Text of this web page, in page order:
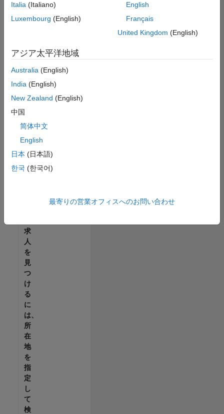
は
翻
れ
い
ま
せ
ご
希
望
地
域
求
人
を
見
つ
け
る
に
は、
所
在
地
を
指
定
し
て
検
Italia (Italiano)
Luxembourg (English)
English
Français
United Kingdom (English)
アジア太平洋地域
Australia (English)
India (English)
New Zealand (English)
中国
简体中文
English
日本 (日本語)
한국 (한국어)
最寄りの営業オフィスへのお問い合わせ